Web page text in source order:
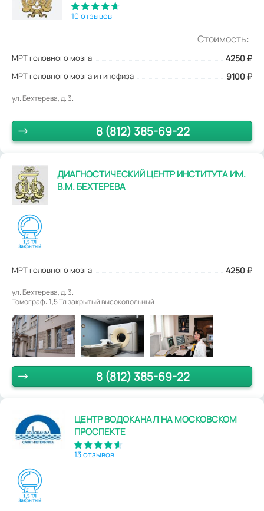
10 отзывов
Стоимость:
МРТ головного мозга 4250 ₽
МРТ головного мозга и гипофиза 9100 ₽
ул. Бехтерева, д. 3.
8 (812) 385-69-22
ДИАГНОСТИЧЕСКИЙ ЦЕНТР ИНСТИТУТА ИМ.
В.М. БЕХТЕРЕВА
МРТ головного мозга 4250 ₽
ул. Бехтерева, д. 3.
Томограф: 1,5 Тл закрытый высокопольный
8 (812) 385-69-22
ЦЕНТР ВОДОКАНАЛ НА МОСКОВСКОМ
ПРОСПЕКТЕ
13 отзывов